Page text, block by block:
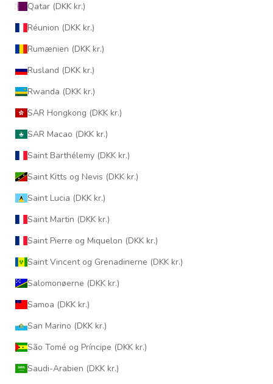
Qatar (DKK kr.)
Réunion (DKK kr.)
Rumænien (DKK kr.)
Rusland (DKK kr.)
Rwanda (DKK kr.)
SAR Hongkong (DKK kr.)
SAR Macao (DKK kr.)
Saint Barthélemy (DKK kr.)
Saint Kitts og Nevis (DKK kr.)
Saint Lucia (DKK kr.)
Saint Martin (DKK kr.)
Saint Pierre og Miquelon (DKK kr.)
Saint Vincent og Grenadinerne (DKK kr.)
Salomonøerne (DKK kr.)
Samoa (DKK kr.)
San Marino (DKK kr.)
São Tomé og Príncipe (DKK kr.)
Saudi-Arabien (DKK kr.)